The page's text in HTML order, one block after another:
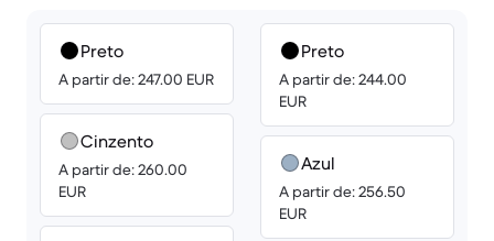
Preto
A partir de: 247.00 EUR
Cinzento
A partir de: 260.00
EUR
Preto
A partir de: 244.00
EUR
Azul
A partir de: 256.50
EUR